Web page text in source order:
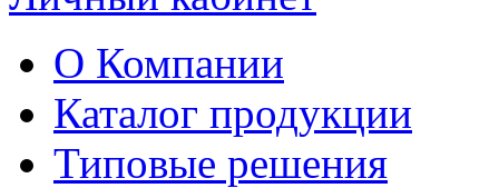
О Компании
Каталог продукции
Типовые решения